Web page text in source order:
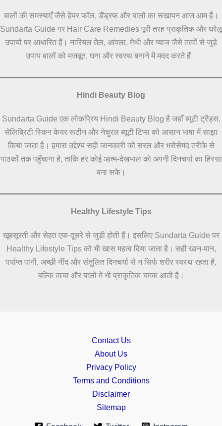
बालों की समस्याएँ जैसे हेयर फॉल, डैंड्रफ और बालों का रूखापन आज आम हैं।
Sundarta Guide पर Hair Care Remedies पूरी तरह प्राकृतिक और घरेलू
उपायों पर आधारित हैं। नारियल तेल, आंवला, मेथी और प्याज जैसे तत्वों से जुड़े
उपाय बालों को मजबूत, घना और स्वस्थ बनाने में मदद करते हैं।
Hindi Beauty Blog
Sundarta Guide एक लोकप्रिय Hindi Beauty Blog है जहाँ ब्यूटी ट्रेंड्स,
सेलिब्रिटी स्किन केयर रूटीन और नेचुरल ब्यूटी टिप्स को आसान भाषा में साझा
किया जाता है। हमारा उद्देश्य सही जानकारी को सरल और भरोसेमंद तरीके से
पाठकों तक पहुँचाना है, ताकि हर कोई आत्म-देखभाल को अपनी दिनचर्या का हिस्सा
बना सके।
Healthy Lifestyle Tips
खूबसूरती और सेहत एक-दूसरे से जुड़ी होती हैं। इसलिए Sundarta Guide पर
Healthy Lifestyle Tips को भी खास महत्व दिया जाता है। सही खान-पान,
पर्याप्त पानी, अच्छी नींद और संतुलित दिनचर्या से न सिर्फ शरीर स्वस्थ रहता है,
बल्कि त्वचा और बालों में भी प्राकृतिक चमक आती है।
Contact Us
About Us
Privacy Policy
Terms and Conditions
Disclaimer
Sitemap